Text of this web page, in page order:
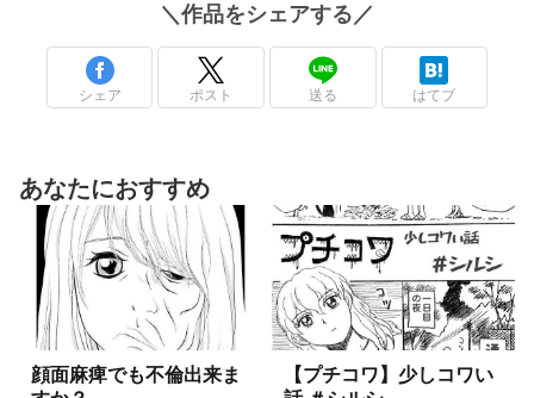
＼ 作品をシェアする／
シェア ポスト 送る はてブ
あなたにおすすめ
顔面麻痺でも不倫出来ま
【プチコワ】少しコワい